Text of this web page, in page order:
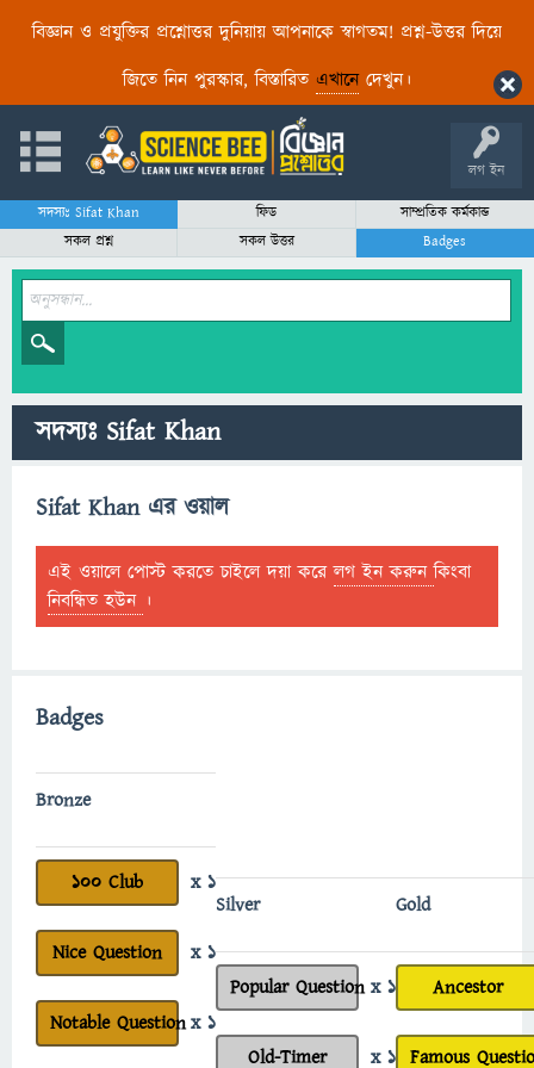
বিজ্ঞান ও প্রযুক্তির প্রশ্নোত্তর দুনিয়ায় আপনাকে স্বাগতম! প্রশ্ন-উত্তর দিয়ে
জিতে নিন পুরস্কার, বিস্তারিত এখানেদেখুন।
লগ ইন
সদস্যঃ Sifat Khan ফিড
সাম্প্রতিক কর্মকান্ড
সকল প্রশ্ন
সকল উত্তর Badges
সদস্যঃ Sifat Khan
Sifat Khan এর ওয়াল
এই ওয়ালে পোস্ট করতে চাইলে দয়া করেলগ ইন করুনকিংবা
নিবন্ধিত হউন ।
Badges
Bronze
100 Club x 1
Nice Question x 1
Notable Questionx 1
Silver
Popular Question x 1
Old-Timer x 1
Gold
Ancestor
Famous